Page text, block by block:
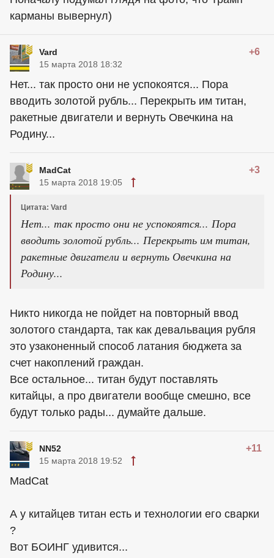
карманы вывернул)
Vard +6
15 марта 2018 18:32
Нет... так просто они не успокоятся... Пора
вводить золотой рубль... Перекрыть им титан,
ракетные двигатели и вернуть Овечкина на
Родину...
MadCat +3
15 марта 2018 19:05
Цитата: Vard
Нет... так просто они не успокоятся... Пора
вводить золотой рубль... Перекрыть им титан,
ракетные двигатели и вернуть Овечкина на
Родину...
Никто никогда не пойдет на повторный ввод
золотого стандарта, так как девальвация рубля
это узаконенный способ латания бюджета за
счет накоплений граждан.
Все остальное... титан будут поставлять
китайцы, а про двигатели вообще смешно, все
будут только рады... думайте дальше.
NN52 +11
15 марта 2018 19:52
MadCat
А у китайцев титан есть и технологии его сварки
?
Вот БОИНГ удивится...